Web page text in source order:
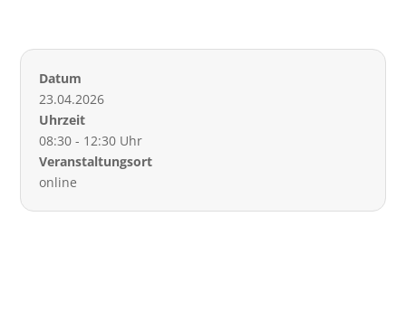
Datum
23.04.2026
Uhrzeit
08:30 - 12:30 Uhr
Veranstaltungsort
online